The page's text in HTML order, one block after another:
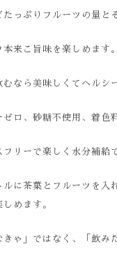
たっぷりフルーツの量と
本来こ旨味を楽しめます。
むなら美味しくてヘルシ
ゼロ、砂糖不使用、着色
フリーで楽しく水分補給
ルに茶葉とフルーツを入
めます。
きゃ」ではなく、「飲み